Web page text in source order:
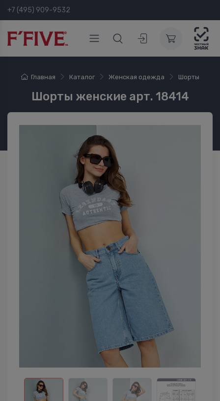
+7 (495) 909-9532
Главная Каталог Женская одежда Шорты
Шорты женские арт. 18414